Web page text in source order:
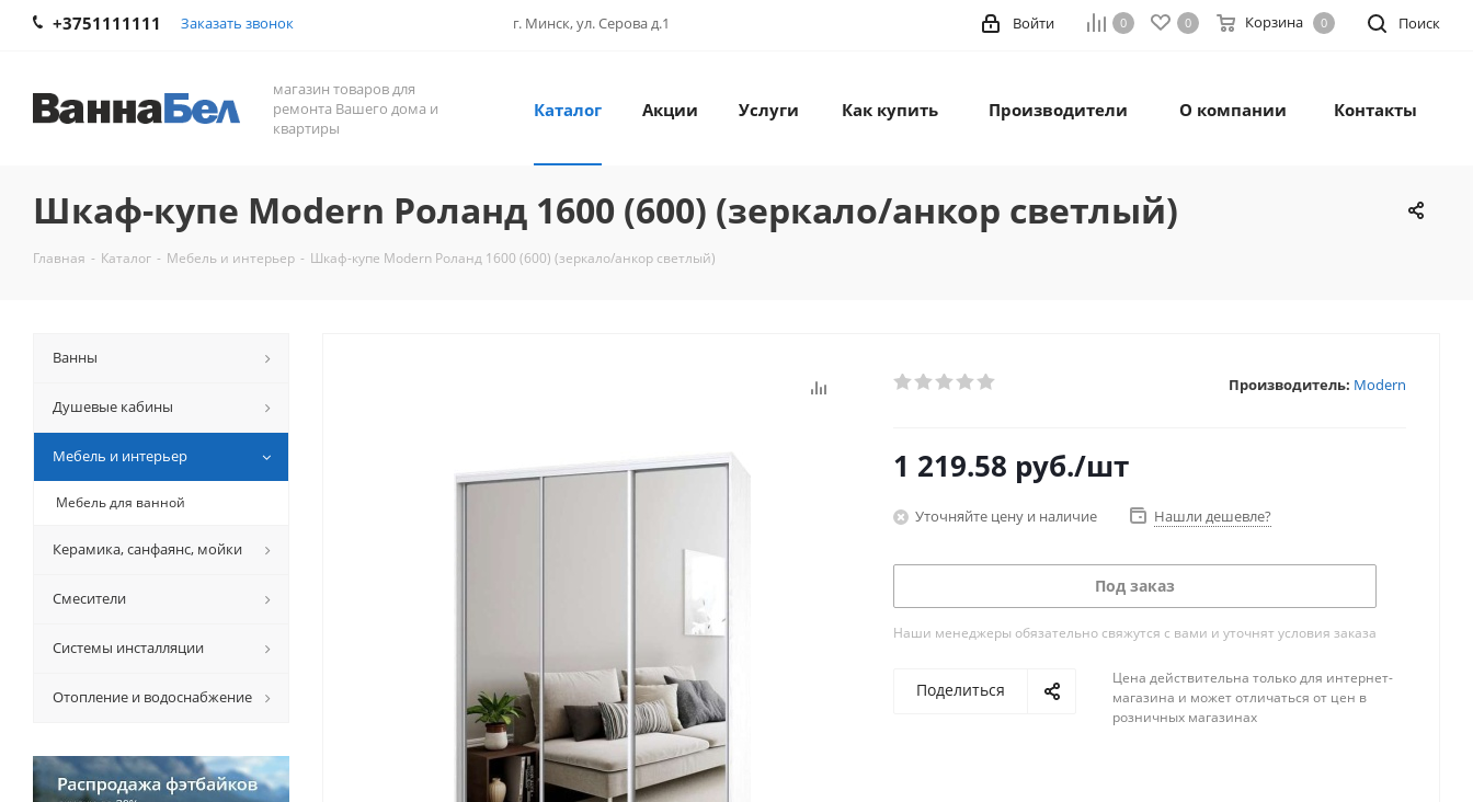
+3751111111 Заказать звонок г. Минск, ул. Серова д.1 Поиск
0 0 Корзина 0
Войти
магазин товаров для
ремонта Вашего дома и
квартиры
Каталог Акции Услуги Как купить Производители О компании Контакты
Шкаф-купе Modern Роланд 1600 (600) (зеркало/анкор светлый)
Главная - Каталог - Мебель и интерьер - Шкаф-купе Modern Роланд 1600 (600) (зеркало/анкор светлый)
Производитель: Modern
1 219.58 руб./шт
Уточняйте цену и наличие Нашли дешевле?
Под заказ
Наши менеджеры обязательно свяжутся с вами и уточнят условия заказа
Поделиться
Цена действительна только для интернет-
магазина и может отличаться от цен в
розничных магазинах
Ванны
Душевые кабины
Мебель и интерьер
Мебель для ванной
Керамикa, санфаянс, мойки
Смесители
Системы инсталляции
Отопление и водоснабжение